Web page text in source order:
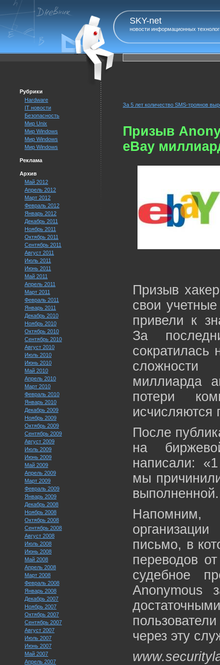
SKY-net
новости информационных
Рубрики
Hardware
IT новости
Безопасность
Мир Unix
Мир Windows
Мир Windows
Мир Windows
Реклама
Архив
Май 2012
Апрель 2012
Март 2012
Февраль 2012
Январь 2012
Декабрь 2011
Ноябрь 2011
Октябрь 2011
Сентябрь 2011
Август 2011
Июль 2011
Июнь 2011
Май 2011
Апрель 2011
Март 2011
Февраль 2011
Январь 2011
Декабрь 2010
Ноябрь 2010
Октябрь 2010
Сентябрь 2010
Август 2010
Июль 2010
Июнь 2010
Май 2010
Апрель 2010
Март 2010
Февраль 2010
Январь 2010
Декабрь 2009
Ноябрь 2009
Октябрь 2009
Сентябрь 2009
Август 2009
Июль 2009
Июнь 2009
Май 2009
Апрель 2009
Март 2009
Февраль 2009
Январь 2009
Декабрь 2008
Ноябрь 2008
Октябрь 2008
Сентябрь 2008
Август 2008
Июль 2008
Июнь 2008
Май 2008
Апрель 2008
Март 2008
Февраль 2008
Январь 2008
Декабрь 2007
Ноябрь 2007
Октябрь 2007
Сентябрь 2007
Август 2007
Июль 2007
Июнь 2007
Май 2007
Апрель 2007
За 5 лет количество SMS-троянов
Призыв
eBay
Призыв
свои
привели к
За
миллиарда
потери
исчисляются
После
на
написали:
мы
Напомним,
письмо, в
переводов
судебное
Anonymous
через эту